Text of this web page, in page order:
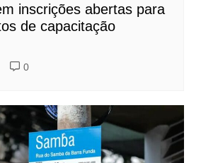
inscrições abertas para
de capacitação
0